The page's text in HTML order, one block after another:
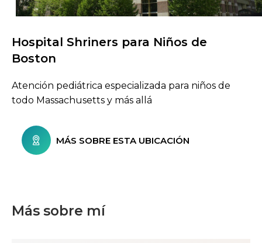
Buscar centros de atención
Hospital Shriners para Niños de
Boston
Atención pediátrica especializada para niños de
todo Massachusetts y más allá
MÁS SOBRE ESTA UBICACIÓN
Más sobre mí